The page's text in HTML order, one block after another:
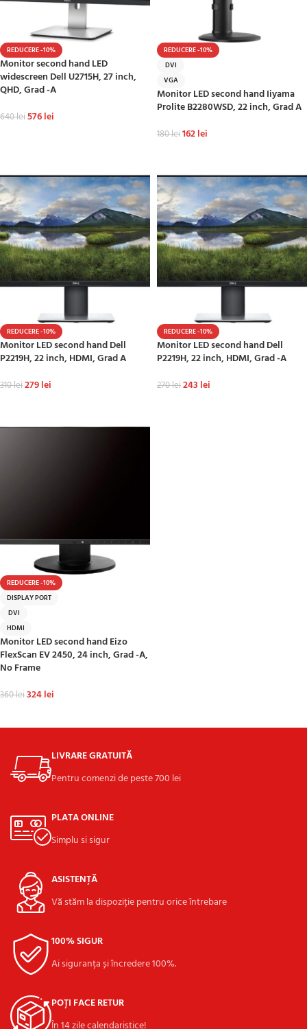
REDUCERE -10%
Monitor second hand LED
widescreen Dell U2715H, 27 inch,
QHD, Grad -A
640lei576lei
REDUCERE -10%
DVI
VGA
Monitor LED second hand Iiyama
Prolite B2280WSD, 22 inch, Grad A
180lei162lei
REDUCERE -10%
Monitor LED second hand Dell
P2219H, 22 inch, HDMI, Grad A
310lei279lei
REDUCERE -10%
Monitor LED second hand Dell
P2219H, 22 inch, HDMI, Grad -A
270lei243 lei
REDUCERE -10%
DISPLAY PORT
DVI
HDMI
Monitor LED second hand Eizo
FlexScan EV 2450, 24 inch, Grad -A,
No Frame
360lei324lei
LIVRARE GRATUITĂ
Pentru comenzi de peste 700 lei
PLATA ONLINE
Simplu si sigur
ASISTENȚĂ
Vă stăm la dispoziție pentru orice întrebare
100% SIGUR
Ai siguranța și încredere 100%.
POȚI FACE RETUR
În 14 zile calendaristice!